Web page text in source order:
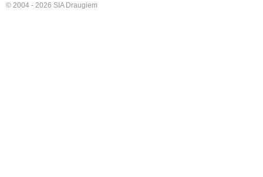
© 2004 - 2026 SIA Draugiem